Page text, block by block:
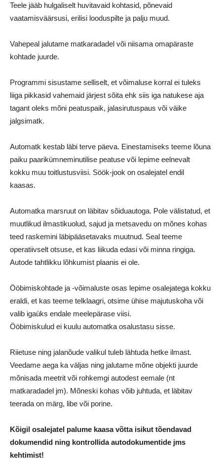
Teele jääb hulgaliselt huvitavaid kohtasid, põnevaid
vaatamisväärsusi, erilisi looduspilte ja palju muud.
Vahepeal jalutame matkaradadel või niisama omapäraste
kohtade juurde.
Programmi sisustame selliselt, et võimaluse korral ei tuleks
liiga pikkasid vahemaid järjest sõita ehk siis iga natukese aja
tagant oleks mõni peatuspaik, jalasirutuspaus või väike
jalgsimatk.
Automatk kestab läbi terve päeva. Einestamiseks teeme lõuna
paiku paarikümneminutilise peatuse või lepime eelnevalt
kokku muu toitlustusviisi. Söök-jook on osalejatel endil
kaasas.
Automatka marsruut on läbitav sõiduautoga. Pole välistatud, et
muutlikud ilmastikuolud, sajud ja metsavedu on mõnes kohas
teed raskemini läbipääsetavaks muutnud. Seal teeme
operatiivselt otsuse, et kas liikuda edasi või minna ringiga.
Autode tahtlikku lõhkumist plaanis ei ole.
Ööbimiskohtade ja -võimaluste osas lepime osalejatega kokku
eraldi, et kas teeme telklaagri, otsime ühise majutuskoha või
valib igaüks endale meelepärase viisi.
Ööbimiskulud ei kuulu automatka osalustasu sisse.
Riietuse ning jalanõude valikul tuleb lähtuda hetke ilmast.
Veedame aega ka väljas ning jalutame mõne objekti juurde
mõnisada meetrit või rohkemgi autodest eemale (nt
matkaradadel jm). Mõneski kohas võib juhtuda, et läbitav
teerada on märg, libe või porine.
Kõigil osalejatel palume kaasa võtta isikut tõendavad
dokumendid ning kontrollida autodokumentide jms
kehtimist!